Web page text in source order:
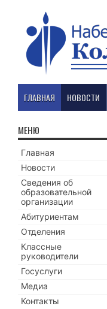
ГЛАВНАЯ НОВОСТИ
МЕНЮ
Главная
Новости
Сведения об
образовательной
организации
Абитуриентам
Отделения
Классные
руководители
Госуслуги
Медиа
Контакты